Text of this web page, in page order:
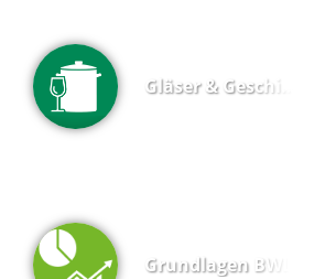
Gläser & Geschi…
Grundlagen BWL